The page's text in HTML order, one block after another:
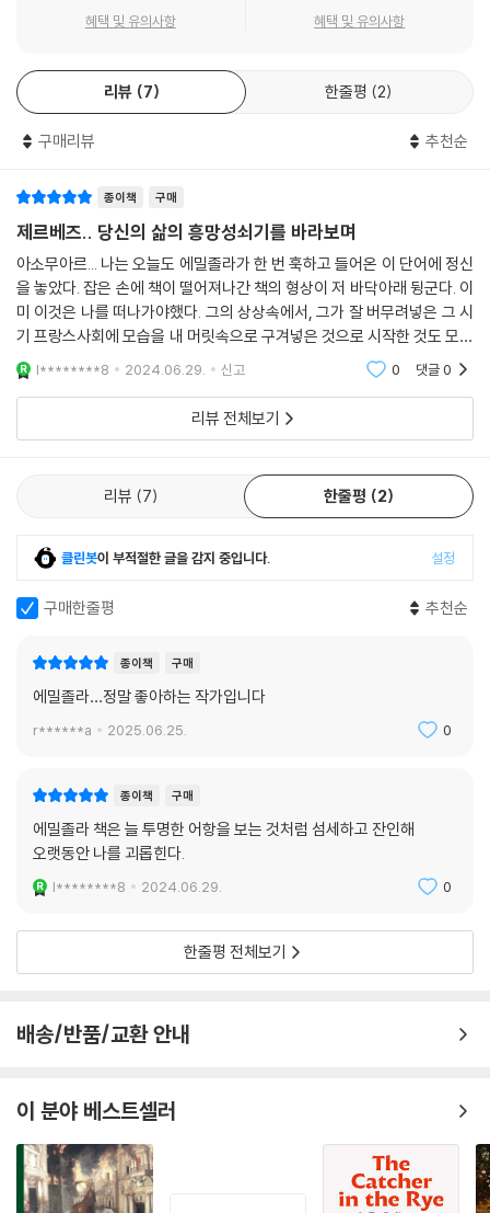
제르베즈는 피부를 창백하게 만드는 그의 중독된 피 속에서 아소무아르의
느꼈다. 절대 행복할 수 없으리라는 절망감이 엄습하면서 심장을 도려내는
듯이 아팠고, 남자들을, 남편과 구제를, 그리고 랑티에를 떠올렸다.
--- p.309
쿠포 내외가 피로로 곯아떨어져 있는 동안 열린 창문으로 이웃 고양이 한
내 버렸다.
--- p.370
로드 랑티에와 그 아들 자크루이 랑티에는 『작품』(1886), 파리로 데려오
는 『제르미날』(1885), 안나(나나) 쿠포는 『나나』(1880)의 주인공이다.
(파리에 산다고 한 번 언급된 제르베즈의 언니는 『파리의 복부』(1873)에
나오는 크뉘의 아내 리자 크뉘 마카르다.) 루공 마카르 총서는 마지막 스무
번째 책인 『의사 파스칼』을 통해, 다시 말해 의사들의 시선을 통해 졸라의
연으로 연결된 이 인물들이 ‘환경’과 ‘유전’으로 인해 어떻게 변화해 가는지
보여 주려는 시도를 가리킨다. 환경은 대표작 『아소무아르』가 잘 보여 주
듯 비참한 물질적 조건이 노동자들의 선의마저 어떻게 무너뜨리는지를 통
해 드러나고, 유전은 아델라이드의 신경증과 마카르가의 알코올 중독을 통
해 드러난다.(심지어 사회주의의 이상을 실현하려 노력한 『제르미날』의
에티엔 랑티에도 “살인을 저지르는 데에는 조상들의 먼 옛날 술기운으로
충분”했다고 말한다.)
『아소무아르(목로주점)』의 문학적 의의는 무엇보다 졸라가 『실험 소설론』
(1880)에서 제시한 문학론, 즉 “유전과 환경이 인간의 지적이고 감정적인
이라는 데 있다. 졸라의 표현을 그대로 옮기자면 『아소무아르』는 “변두리
지역의 끔찍한 환경 속에서 야기되는 한 노동자 가족의 숙명적인 타락”의
아니라 ‘그렇게 되었다.’라고 강조하는데, 그 이유는 노동자들의 삶을 짓누
르는 사회적 억압과 동시에 피할 수 없는 유전의 힘 때문이다.(제르베즈와
쿠포의 딸 나나의 이야기는 그러한 숙명을 가장 잘 보여 준다.) 이 소설과
과 나태에 대한 적나라한 묘사는 새로운 사회의 도래에 환호하던 독자들뿐
아니라 당사자인 노동 계급으로부터도 비난을 받았다. 『아소무아르』의 ‘외
설’은 또한 파리 변두리 노동자들의 삶을 그리는 과정에서 등장하는 수많
로 신문 연재가 중단되는 등 우여곡절을 겪었음에도 결국 19세기 최대의
베스트셀러로 기록된 것에서 알 수 있듯, 『아소무아르』의 세계는, 낯설고
충격적인 모든 소재가 그렇듯이, 두려움과 동시에 야릇한 매력으로 독자들
을 사로잡았다.
동물에 가까운 노동자, 가난, 술, 게으름의 세계
기계들은 언제든 인간-동물을 겁탈하고 삼킬 수 있는 괴물과 같은 존재다.
려 포부르푸아소니에르 거리로 사람들을 하나씩 집어삼키는” 포식자의 이
미지로 등장한다. 제르베즈를 위협하는 불길한 기운, 그 운명적인 힘은 또
한 물의 이미지로 나타난다. 가난 속에서 술과 게으름으로 파멸해 가는 노
동자들의 이야기가 구트도르(황금 방울이라는 뜻이고, 원래는 그 지역의
혜택 및 유의사항 혜택 및 유의사항
리뷰 7 한줄평 2
구매리뷰 추천순
종이책 구매
제르베즈.. 당신의 삶의 흥망성쇠기를 바라보며
아소무아르... 나는 오늘도 에밀졸라가 한 번 훅하고 들어온 이 단어에 정신
을 놓았다. 잡은 손에 책이 떨어져나간 책의 형상이 저 바닥아래 뒹군다. 이
미 이것은 나를 떠나가야했다. 그의 상상속에서, 그가 잘 버무려넣은 그 시
기 프랑스사회에 모습을 내 머릿속으로 구겨넣은 것으로 시작한 것도 모자
라 내 마음도 휘저어놓았다. 나쁘고 멋지고 설레고 요망한 에밀졸라. 삶의
한 가운데
l********8 2024.06.29. 신고 0 댓글0
리뷰 전체보기
리뷰 7 한줄평 2
클린봇이 부적절한 글을 감지 중입니다. 설정
구매한줄평 추천순
종이책 구매
에밀졸라…정말 좋아하는 작가입니다
r******a 2025.06.25. 0
종이책 구매
에밀졸라 책은 늘 투명한 어항을 보는 것처럼 섬세하고 잔인해
오랫동안 나를 괴롭힌다.
l********8 2024.06.29. 0
한줄평 전체보기
배송/반품/교환 안내
이 분야 베스트셀러